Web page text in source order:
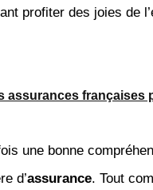
profiter des joies de
assurances françaises
une bonne
d’assurance. Tout